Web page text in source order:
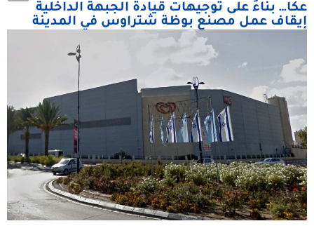
عكا… بناءً على توجيهات قيادة الجبهة الداخلية
إيقاف عمل مصنع بوظة شتراوس في المدينة